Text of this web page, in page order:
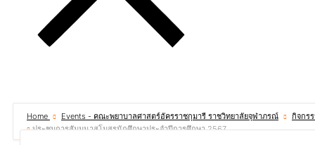
Home Events - คณะพยาบาลศาสตร์อัครราชกุมารี ราชวิทยาลัยจุฬาภรณ์
กิจกร
ประชุมการสัมมนาสโมสรนักศึกษาประจำปีการศึกษา 2567